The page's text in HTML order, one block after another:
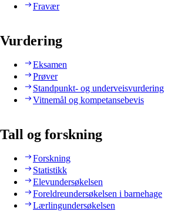
Fravær
Vurdering
Eksamen
Prøver
Standpunkt- og underveisvurdering
Vitnemål og kompetansebevis
Tall og forskning
Forskning
Statistikk
Elevundersøkelsen
Foreldreundersøkelsen i barnehage
Lærlingundersøkelsen